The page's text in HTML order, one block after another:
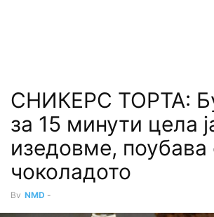
СНИКЕРС ТОРТА:
за 15 минути цела
изедовме, поубава
чоколадото
By NMD -